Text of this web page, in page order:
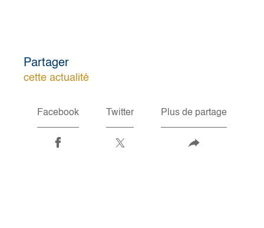
Partager
cette actualité
Facebook Twitter Plus de partage